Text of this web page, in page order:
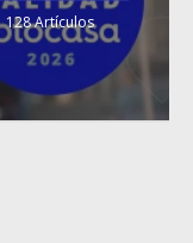
128 Artículos